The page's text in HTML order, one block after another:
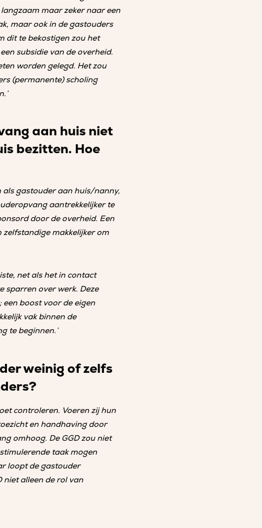
maar zeker naar een
maar ook in de gastouders
dit te bekostigen zou het
subsidie van de overheid.
worden gelegd. Het zou
(permanente) scholing
aan huis niet
bezitten. Hoe
als gastouder aan huis/nanny,
aantrekkelijker te
door de overheid. Een
makkelijker om
net als het in contact
sparren over werk. Deze
boost voor de eigen
vak binnen de
te beginnen.’
weinig of zelfs
controleren. Voeren zij hun
en handhaving door
omhoog. De GGD zou niet
taak mogen
loopt de gastouder
niet alleen de rol van